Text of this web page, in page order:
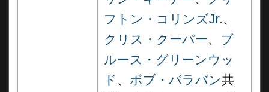
フトン・コリンズJr.、
クリス・クーパー、 ブ
ルース・グリーンウッ
ド 、 ボブ・バラバン共